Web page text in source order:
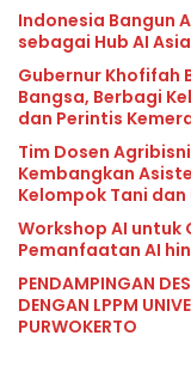
Indonesia Bangun
sebagai Hub AI
Gubernur Khofifah
Bangsa, Berbagi
dan Perintis
Tim Dosen
Kembangkan
Kelompok Tani dan
Workshop AI untuk
Pemanfaatan AI
PENDAMPINGAN
DENGAN LPPM
PURWOKERTO